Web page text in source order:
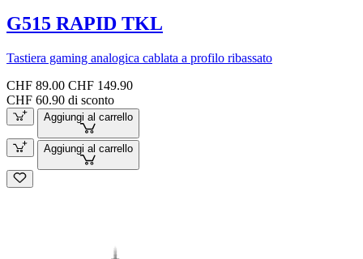
G515 RAPID TKL
Tastiera gaming analogica cablata a profilo ribassato
CHF 89.00 CHF 149.90
CHF 60.90 di sconto
Aggiungi al carrello
Aggiungi al carrello